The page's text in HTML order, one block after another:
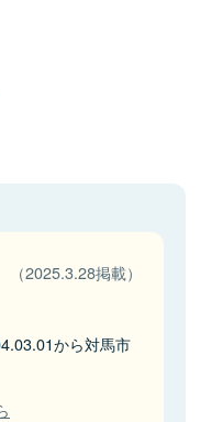
（2025.3.28掲載）
から対馬市